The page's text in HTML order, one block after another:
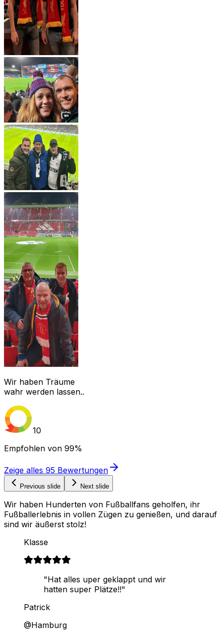
Wir haben Träume
wahr werden lassen..
10
Empfohlen von 99%
Zeige alles 95 Bewertungen
Previous slide Next slide
Wir haben Hunderten von Fußballfans geholfen, ihr
Fußballerlebnis in vollen Zügen zu genießen, und darauf
sind wir äußerst stolz!
Klasse
"Hat alles uper geklappt und wir
hatten super Plätze!!"
Patrick
@Hamburg